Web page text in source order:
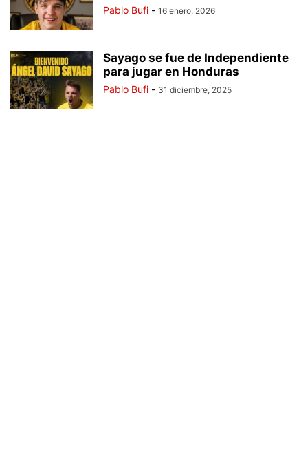
Pablo Bufi - 16 enero, 2026
Sayago se fue de Independiente
para jugar en Honduras
Pablo Bufi - 31 diciembre, 2025